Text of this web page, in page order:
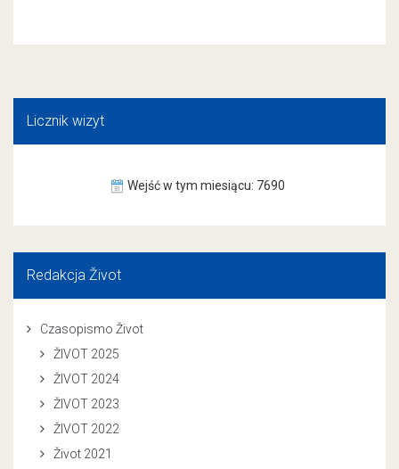
Licznik wizyt
Wejść w tym miesiącu: 7690
Redakcja Život
Czasopismo Život
ŽIVOT 2025
ŽIVOT 2024
ŽIVOT 2023
ŽIVOT 2022
Život 2021